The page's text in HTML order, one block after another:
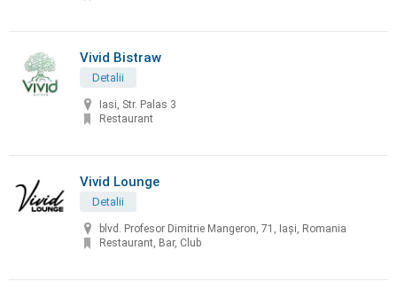
Vivid Bistraw
Detalii
Iasi, Str. Palas 3
Restaurant
Vivid Lounge
Detalii
blvd. Profesor Dimitrie Mangeron, 71, Iași, Romania
Restaurant, Bar, Club